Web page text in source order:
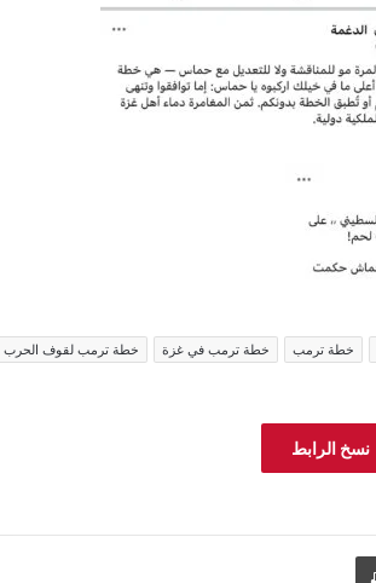
خطة ترمب خطة ترمب في غزة
خطة ترمب لقوف الحرب
نسخ الرابط
طباعة